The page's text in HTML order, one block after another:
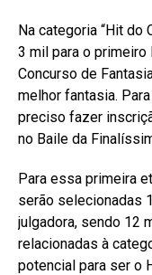
Na categoria “Hit do
3 mil para o primeiro
Concurso de
melhor fantasia.
preciso fazer
no Baile da
Para essa primeira
serão selecionadas
julgadora, sendo 12
relacionadas à
potencial para ser o